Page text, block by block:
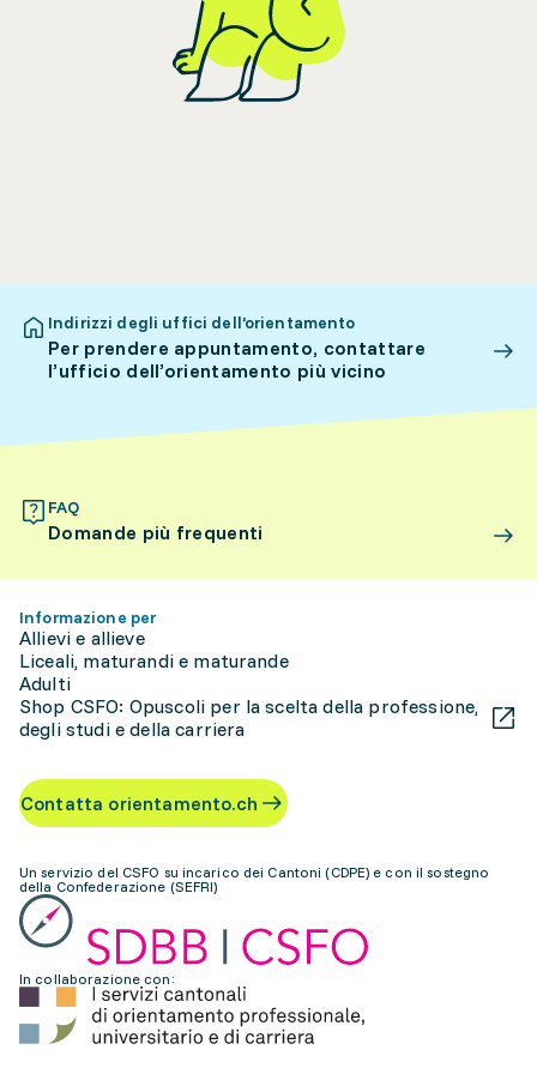
Indirizzi degli uffici dell’orientamento
Per prendere appuntamento, contattare
l’ufficio dell’orientamento più vicino
FAQ
Domande più frequenti
Informazione per
Allievi e allieve
Liceali, maturandi e maturande
Adulti
Shop CSFO: Opuscoli per la scelta della professione,
degli studi e della carriera
Contatta orientamento.ch
Un servizio del CSFO su incarico dei Cantoni (CDPE) e con il sostegno
della Confederazione (SEFRI)
In collaborazione con: